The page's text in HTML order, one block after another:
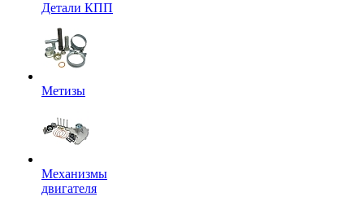
Детали КПП
Метизы
Механизмы
двигателя